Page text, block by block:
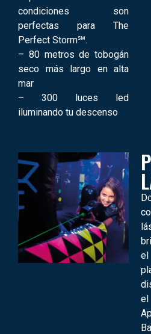
condiciones son
perfectas para The
Perfect Storm℠.
– 80 metros de tobogán
seco más largo en alta
mar
– 300 luces led
iluminando tu descenso